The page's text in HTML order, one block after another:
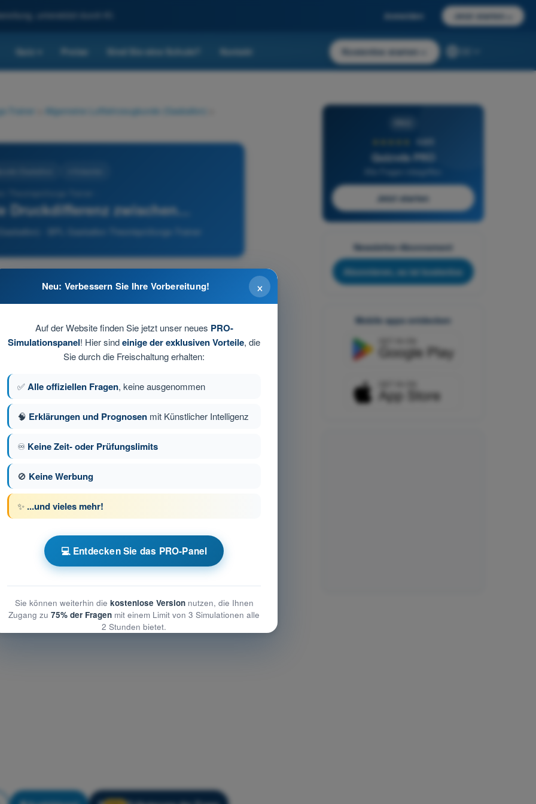
unterstützt durch KI. Anmelden Jetzt starten
Quiz Preise Sind Sie eine Schule? Kontakt Kostenlos starten
Trainer Allgemeine Luftfahrzeugkunde (Gasballon)
zwischen...
- BPL Gasballon Theorieprüfungs-Trainer
Druck eines vorherigen Moments.
eines vorherigen Moments.
Druck eines vorherigen Moments.
Druck eines vorherigen Moments.
12 von 80
BPL Gasballon
- Allgemeine Luftfahrzeugkunde (Gasballon)
Luftfahrzeugkunde (Gasballon)
Luftfahrzeugkunde (Gasballon)
4,6/5
Quizvds PRO
Alle Fragen inbegriffen
Jetzt starten
Newsletter-Abonnement
Abonnieren, es ist kostenlos
Mobile apps entdecken
×
Neu: Verbessern Sie Ihre Vorbereitung!
Auf der Website finden Sie jetzt unser neues PRO-
Simulationspanel! Hier sindeinige der exklusiven Vorteile, die
Sie durch die Freischaltung erhalten:
✅Alle offiziellen Fragen, keine ausgenommen
🧠 Erklärungen und Prognosen mit Künstlicher Intelligenz
♾️ Keine Zeit- oder Prüfungslimits
🚫 Keine Werbung
✨ ...und vieles mehr!
💻 Entdecken Sie das PRO-Panel
Sie können weiterhin die kostenlose Versionnutzen, die Ihnen
Zugang zu 75% der Fragen mit einem Limit von 3 Simulationen alle
2 Stunden bietet.